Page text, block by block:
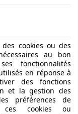
cookies ou des
au bon
fonctionnalités
en réponse à
des fonctions
et la gestion des
préférences de
ces cookies ou